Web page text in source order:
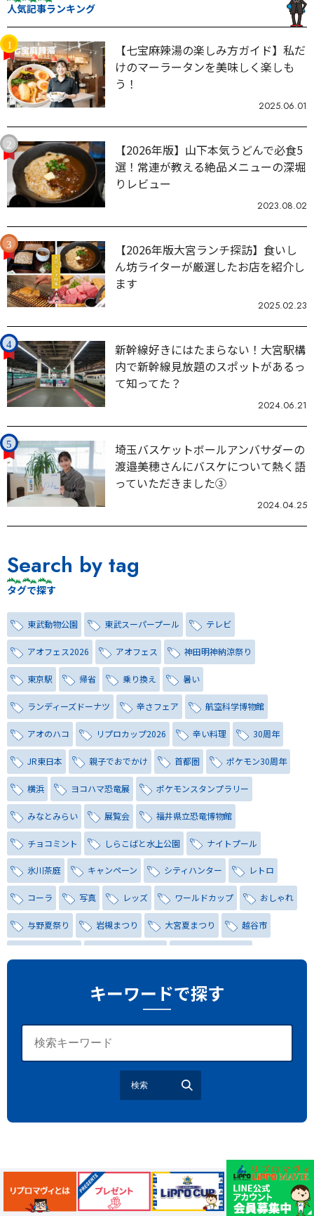
人気記事ランキング
【七宝麻辣湯の楽しみ方ガイド】私だ
けのマーラータンを美味しく楽しも
う！
2025.06.01
【2026年版】山下本気うどんで必食5
選！常連が教える絶品メニューの深堀
りレビュー
2023.08.02
【2026年版大宮ランチ探訪】食いし
ん坊ライターが厳選したお店を紹介し
ます
2025.02.23
新幹線好きにはたまらない！大宮駅構
内で新幹線見放題のスポットがあるっ
て知ってた？
2024.06.21
埼玉バスケットボールアンバサダーの
渡邉美穂さんにバスケについて熱く語
っていただきました③
2024.04.25
Search by tag
タグで探す
東武動物公園 東武スーパープール テレビ
アオフェス2026 アオフェス 神田明神納涼祭り
東京駅 帰省 乗り換え 暑い
ランディーズドーナツ 辛さフェア 航空科学博物館
アオのハコ リプロカップ2026 辛い料理 30周年
JR東日本 親子でおでかけ 首都圏 ポケモン30周年
横浜 ヨコハマ恐竜展 ポケモンスタンプラリー
みなとみらい 展覧会 福井県立恐竜博物館
チョコミント しらこばと水上公園 ナイトプール
氷川茶庭 キャンペーン シティハンター レトロ
コーラ 写真 レッズ ワールドカップ おしゃれ
与野夏祭り 岩槻まつり 大宮夏まつり 越谷市
サマードリンク
大宮駅西口
観戦ガイド モラン 夏のネタ 暑さ対策2026
地元ニュース
ものづくり 工作 スキッズガーデン わいわいぱーく
モーリーファンタジー イオン 土呂駅 トイザらス
キーワードで探す
検索